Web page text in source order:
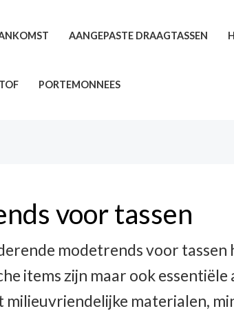
AANGEPASTE DRAAGTASSEN
PORTEMONNEES
voor tassen
modetrends voor
items zijn maar ook
materialen,